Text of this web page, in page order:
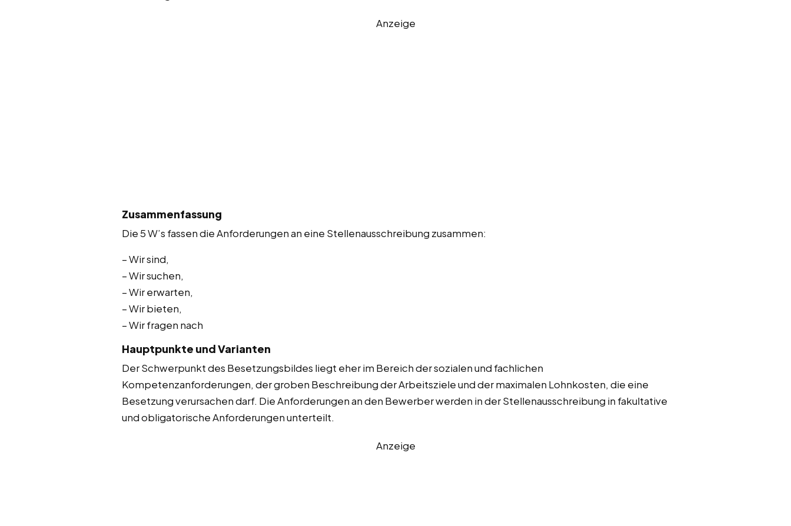
Anzeige
Zusammenfassung
Die 5 W’s fassen die Anforderungen an eine Stellenausschreibung zusammen:
– Wir sind,
– Wir suchen,
– Wir erwarten,
– Wir bieten,
– Wir fragen nach
Hauptpunkte und Varianten
Der Schwerpunkt des Besetzungsbildes liegt eher im Bereich der sozialen und fachlichen
Kompetenzanforderungen, der groben Beschreibung der Arbeitsziele und der maximalen Lohnkosten, die eine
Besetzung verursachen darf. Die Anforderungen an den Bewerber werden in der Stellenausschreibung in fakultative
und obligatorische Anforderungen unterteilt.
Anzeige